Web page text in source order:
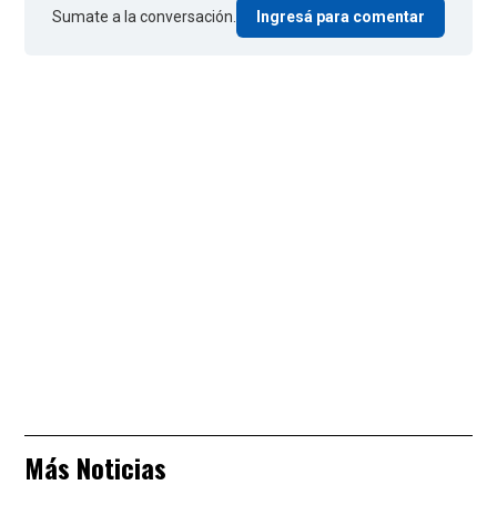
Sumate a la conversación. Ingresá para comentar
Más Noticias